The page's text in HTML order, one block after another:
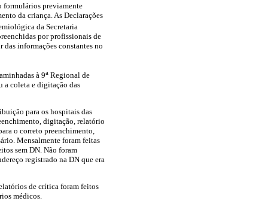
formulários previamente
da criança. As Declarações
da Secretaria
por profissionais de
das informações constantes no
à 9a Regional de
a coleta e digitação das
para os hospitais das
digitação, relatório
o correto preenchimento,
Mensalmente foram feitas
sem DN. Não foram
registrado na DN que era
de crítica foram feitos
médicos.